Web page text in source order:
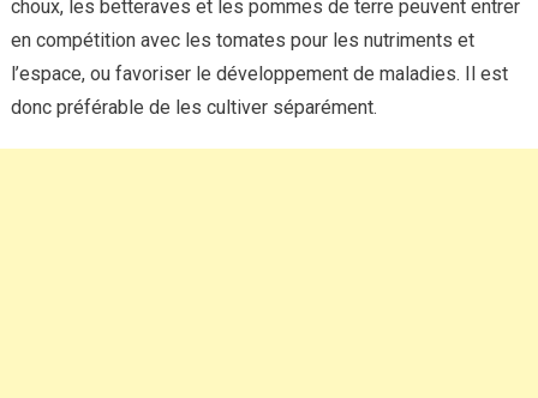
choux, les betteraves et les pommes de terre peuvent entrer
en compétition avec les tomates pour les nutriments et
l’espace, ou favoriser le développement de maladies. Il est
donc préférable de les cultiver séparément.